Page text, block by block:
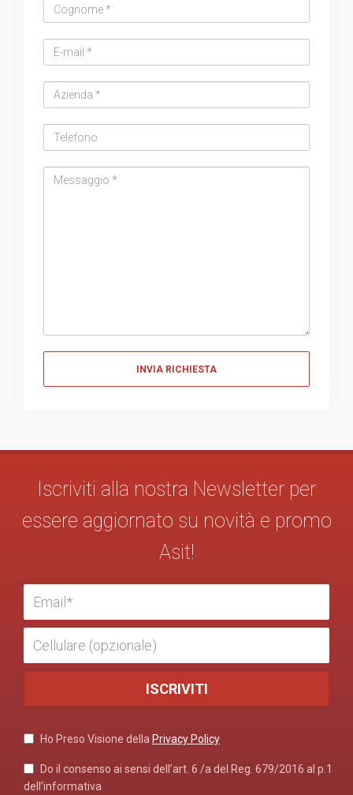
address
Iscriviti alla nostra Newsletter per
essere aggiornato su novità e promo
Asit!
Ho Preso Visione della Privacy Policy
Do il consenso ai sensi dell’art. 6 /a del Reg. 679/2016 al p.1
dell’informativa